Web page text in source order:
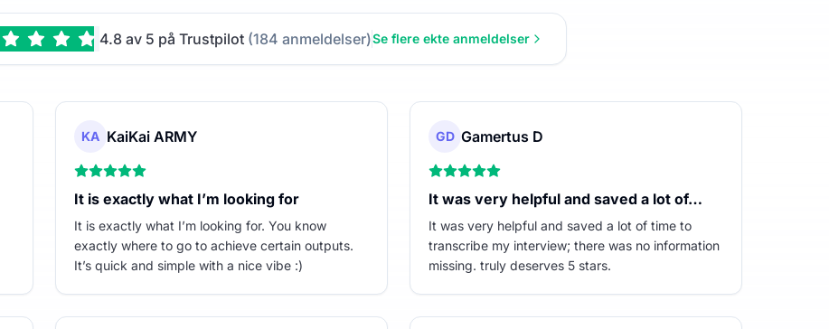
4.8 av 5 på Trustpilot (184 anmeldelser)Se flere ekte anmeldelser
KA KaiKai ARMY
It is exactly what I’m looking for
It is exactly what I’m looking for. You know
exactly where to go to achieve certain outputs.
It’s quick and simple with a nice vibe :)
GD Gamertus D
It was very helpful and saved a lot of…
It was very helpful and saved a lot of time to
transcribe my interview; there was no information
missing. truly deserves 5 stars.